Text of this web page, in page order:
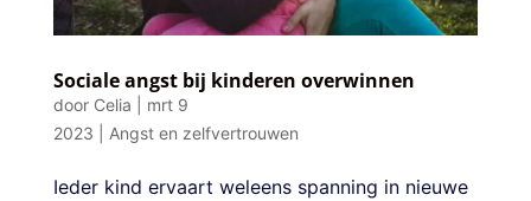
Sociale angst bij kinderen overwinnen
door Celia
mrt 9
2023
Angst en zelfvertrouwen
Ieder kind ervaart weleens spanning in nieuwe